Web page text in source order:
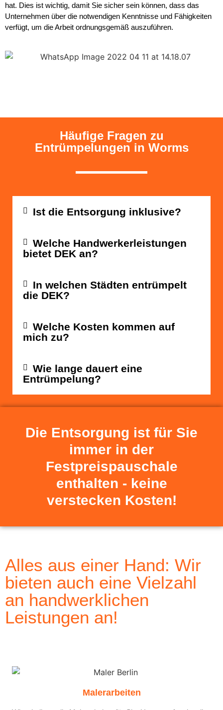
hat. Dies ist wichtig, damit Sie sicher sein können, dass das
Unternehmen über die notwendigen Kenntnisse und Fähigkeiten
verfügt, um die Arbeit ordnungsgemäß auszuführen.
Häufige Fragen zu
Entrümpelungen in Worms
Ist die Entsorgung inklusive?
Welche Handwerkerleistungen
bietet DEK an?
In welchen Städten entrümpelt
die DEK?
Welche Kosten kommen auf
mich zu?
Wie lange dauert eine
Entrümpelung?
Die Entsorgung ist für Sie
immer in der
Festpreispauschale
enthalten - keine
verstecken Kosten!
Alles aus einer Hand: Wir
bieten auch eine Vielzahl
an handwerklichen
Leistungen an!
Malerarbeiten